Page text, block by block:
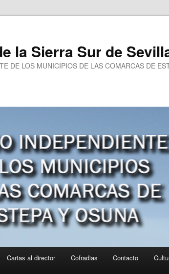
la Sierra Sur de
DE LOS MUNICIPIOS DE LAS COMARCAS DE
Cartas al director Cofradias Contacto